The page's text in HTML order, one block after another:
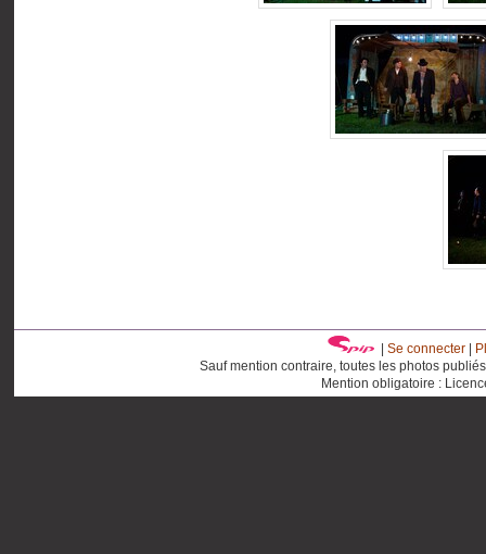
Se connecter|
Sauf mention contraire, toutes les photos
Mention obligatoire :